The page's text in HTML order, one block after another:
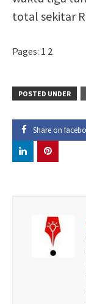
total sekitar
Pages: 1 2
POSTED UNDER
Share on